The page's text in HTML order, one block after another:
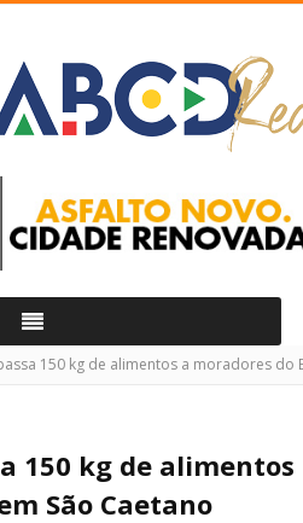
150 kg de alimentos a moradores do
150 kg de
São Caetano